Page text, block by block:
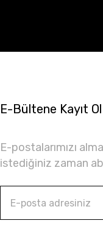
E-Bültene Kayıt Ol
E-postalarımızı
istediğiniz zaman